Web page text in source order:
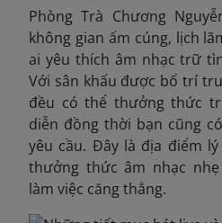
Phòng Trà Chương
không gian ấm cúng, lịch
ai yêu thích âm nhạc trữ
Với sân khấu được bố trí
đều có thể thưởng thức
diễn đồng thời bạn cũng
yêu cầu. Đây là địa điểm
thưởng thức âm nhạc
làm việc căng thẳng.